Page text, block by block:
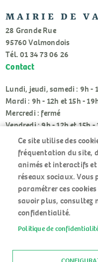
MAIRIE DE
28 Grande Rue
95760 Valmondois
Tél. 01 34 73 06 26
Contact
Lundi, jeudi, samedi : 9h -
Mardi : 9h - 12h et 15h -
Mercredi : fermé
Vendredi : 9h - 12h et 15h -
RÉSEAUX
SOCIAUX
MENU
PIED
ACCUEIL
MENTIONS LÉGALES
Ce site utilise des
fréquentation du site,
animés et interactifs
réseaux sociaux. Vous
paramétrer ces
savoir plus, consultez
confidentialité.
Politique de